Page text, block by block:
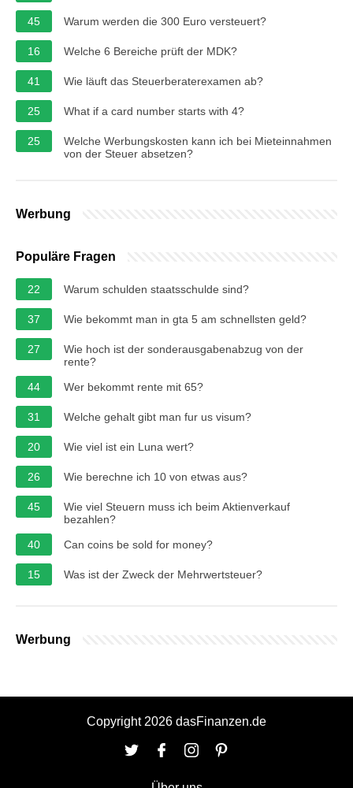
45 Warum werden die 300 Euro versteuert?
16 Welche 6 Bereiche prüft der MDK?
41 Wie läuft das Steuerberaterexamen ab?
25 What if a card number starts with 4?
25
Welche Werbungskosten kann ich bei Mieteinnahmen
von der Steuer absetzen?
Werbung
Populäre Fragen
22 Warum schulden staatsschulde sind?
37 Wie bekommt man in gta 5 am schnellsten geld?
27
Wie hoch ist der sonderausgabenabzug von der
rente?
44
Wer bekommt rente mit 65?
31 Welche gehalt gibt man fur us visum?
20 Wie viel ist ein Luna wert?
26 Wie berechne ich 10 von etwas aus?
45
Wie viel Steuern muss ich beim Aktienverkauf
bezahlen?
40
Can coins be sold for money?
15 Was ist der Zweck der Mehrwertsteuer?
Werbung
Copyright 2026 dasFinanzen.de